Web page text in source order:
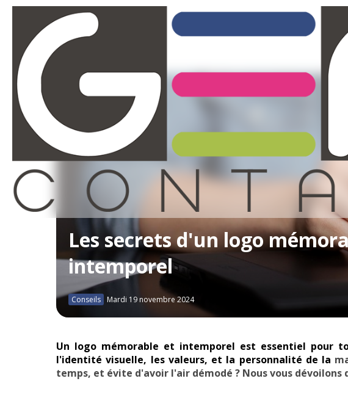
Les secrets d'un logo
intemporel
Conseils Mardi 19 novembre 2024
Retour
Un logo mémorable et intemporel est essentiel pour
l'identité visuelle, les valeurs, et la personnalité de la
temps, et évite d'avoir l'air démodé ? Nous vous dévoilons